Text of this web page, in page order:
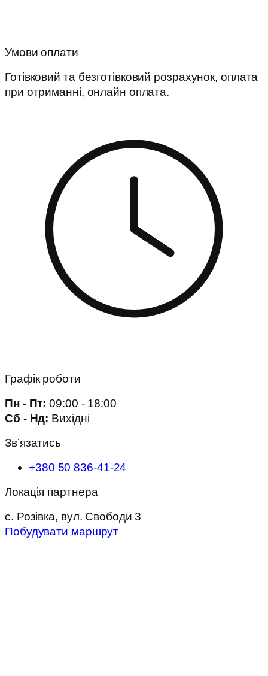
Умови оплати
Готівковий та безготівковий розрахунок, оплата
при отриманні, онлайн оплата.
Графік роботи
Пн - Пт: 09:00 - 18:00
Сб - Нд: Вихідні
Зв’язатись
+380 50 836-41-24
Локація партнера
с. Розівка, вул. Свободи 3
Побудувати маршрут